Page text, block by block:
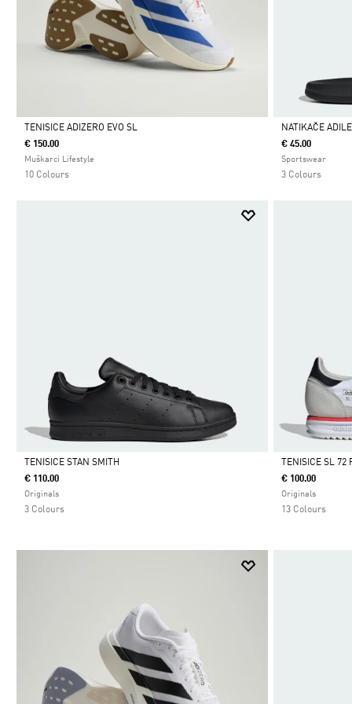
Da
TENISICE ADIZERO EVO SL
€ 150.00
Muškarci Lifestyle
10 Colours
Da
NATIKAČE
€ 45.00
Sportswear
3 Colours
Da
TENISICE STAN SMITH
€ 110.00
Originals
3 Colours
Da
TENISICE SL 72
€ 100.00
Originals
13 Colours